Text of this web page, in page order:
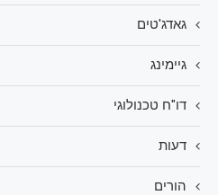
גאדג'טים
גיימינג
דו"ח טכנולוגי
דעות
הורים